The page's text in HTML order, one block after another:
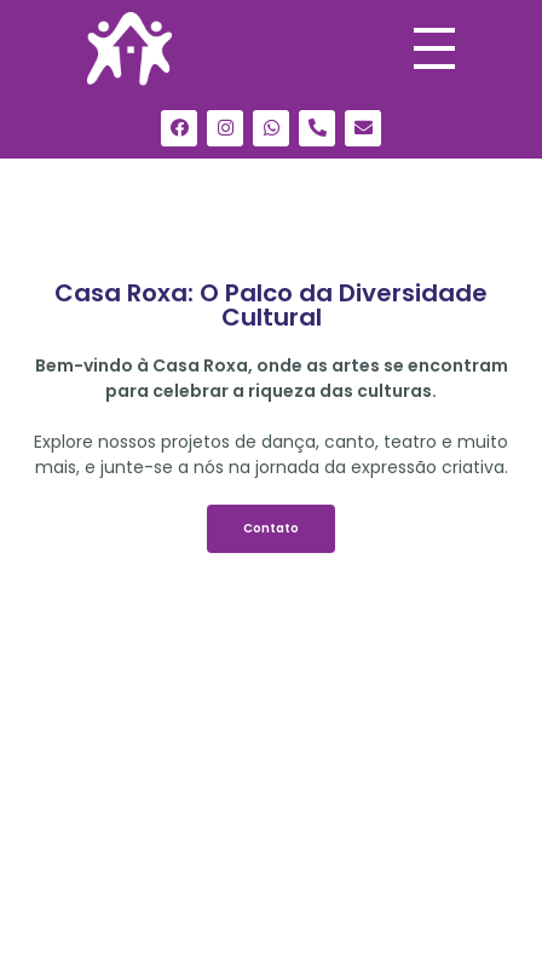
Casa Roxa: O Palco da Diversidade
Cultural
Bem-vindo à Casa Roxa, onde as artes se encontram
para celebrar a riqueza das culturas.
Explore nossos projetos de dança, canto, teatro e muito
mais, e junte-se a nós na jornada da expressão criativa.
Contato